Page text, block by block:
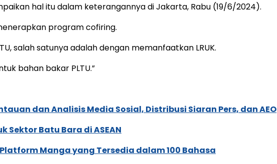
hal itu dalam keterangannya di Jakarta, Rabu (19/6/2024).
program cofiring.
salah satunya adalah dengan memanfaatkan LRUK.
bahan bakar PLTU.”
dan Analisis Media Sosial, Distribusi Siaran Pers, dan AEO
Sektor Batu Bara di ASEAN
Manga yang Tersedia dalam 100 Bahasa